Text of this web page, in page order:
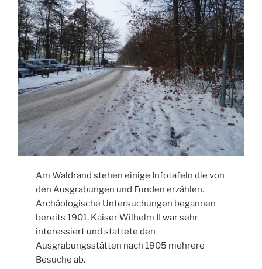
Am Waldrand stehen einige Infotafeln die von
den Ausgrabungen und Funden erzählen.
Archäologische Untersuchungen begannen
bereits 1901, Kaiser Wilhelm II war sehr
interessiert und stattete den
Ausgrabungsstätten nach 1905 mehrere
Besuche ab.